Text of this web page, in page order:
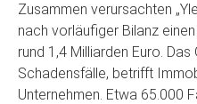
Zusammen verursachten
nach vorläufiger Bilanz
rund 1,4 Milliarden Euro.
Schadensfälle, betrifft
Unternehmen. Etwa 65.000